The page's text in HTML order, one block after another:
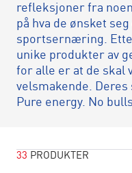
refleksjoner fra
på hva de ønsket
sportsernæring.
unike produkter av
for alle er at de skal
velsmakende.
Pure energy. No
33 PRODUKTER